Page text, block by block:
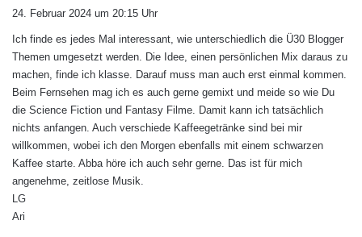
t
:
24. Februar 2024 um 20:15 Uhr
Ich finde es jedes Mal interessant, wie unterschiedlich die Ü30 Blogger
Themen umgesetzt werden. Die Idee, einen persönlichen Mix daraus zu
machen, finde ich klasse. Darauf muss man auch erst einmal kommen.
Beim Fernsehen mag ich es auch gerne gemixt und meide so wie Du
die Science Fiction und Fantasy Filme. Damit kann ich tatsächlich
nichts anfangen. Auch verschiede Kaffeegetränke sind bei mir
willkommen, wobei ich den Morgen ebenfalls mit einem schwarzen
Kaffee starte. Abba höre ich auch sehr gerne. Das ist für mich
angenehme, zeitlose Musik.
LG
Ari